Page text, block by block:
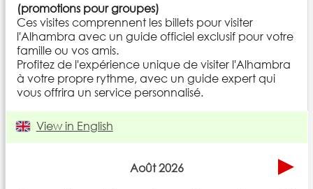
(promotions pour groupes)
Ces visites comprennent les billets pour visiter
l'Alhambra avec un guide officiel exclusif pour votre
famille ou vos amis.
Profitez de l'expérience unique de visiter l'Alhambra
à votre propre rythme, avec un guide expert qui
vous offrira un service personnalisé.